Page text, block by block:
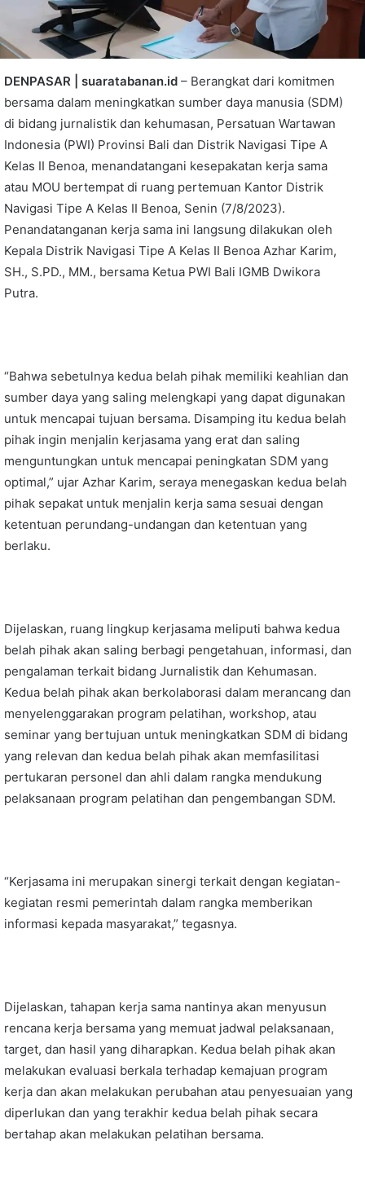
DENPASAR | suaratabanan.id – Berangkat dari komitmen
bersama dalam meningkatkan sumber daya manusia (SDM)
di bidang jurnalistik dan kehumasan, Persatuan Wartawan
Indonesia (PWI) Provinsi Bali dan Distrik Navigasi Tipe A
Kelas II Benoa, menandatangani kesepakatan kerja sama
atau MOU bertempat di ruang pertemuan Kantor Distrik
Navigasi Tipe A Kelas II Benoa, Senin (7/8/2023).
Penandatanganan kerja sama ini langsung dilakukan oleh
Kepala Distrik Navigasi Tipe A Kelas II Benoa Azhar Karim,
SH., S.PD., MM., bersama Ketua PWI Bali IGMB Dwikora
Putra.
“Bahwa sebetulnya kedua belah pihak memiliki keahlian dan
sumber daya yang saling melengkapi yang dapat digunakan
untuk mencapai tujuan bersama. Disamping itu kedua belah
pihak ingin menjalin kerjasama yang erat dan saling
menguntungkan untuk mencapai peningkatan SDM yang
optimal,” ujar Azhar Karim, seraya menegaskan kedua belah
pihak sepakat untuk menjalin kerja sama sesuai dengan
ketentuan perundang-undangan dan ketentuan yang
berlaku.
Dijelaskan, ruang lingkup kerjasama meliputi bahwa kedua
belah pihak akan saling berbagi pengetahuan, informasi, dan
pengalaman terkait bidang Jurnalistik dan Kehumasan.
Kedua belah pihak akan berkolaborasi dalam merancang dan
menyelenggarakan program pelatihan, workshop, atau
seminar yang bertujuan untuk meningkatkan SDM di bidang
yang relevan dan kedua belah pihak akan memfasilitasi
pertukaran personel dan ahli dalam rangka mendukung
pelaksanaan program pelatihan dan pengembangan SDM.
“Kerjasama ini merupakan sinergi terkait dengan kegiatan-
kegiatan resmi pemerintah dalam rangka memberikan
informasi kepada masyarakat,” tegasnya.
Dijelaskan, tahapan kerja sama nantinya akan menyusun
rencana kerja bersama yang memuat jadwal pelaksanaan,
target, dan hasil yang diharapkan. Kedua belah pihak akan
melakukan evaluasi berkala terhadap kemajuan program
kerja dan akan melakukan perubahan atau penyesuaian yang
diperlukan dan yang terakhir kedua belah pihak secara
bertahap akan melakukan pelatihan bersama.